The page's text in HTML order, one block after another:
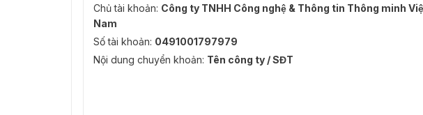
Chủ tài khoản: Công ty TNHH Công nghệ & Thông tin Thông minh
Nam
Số tài khoản: 0491001797979
Nội dung chuyển khoản: Tên công ty / SĐT